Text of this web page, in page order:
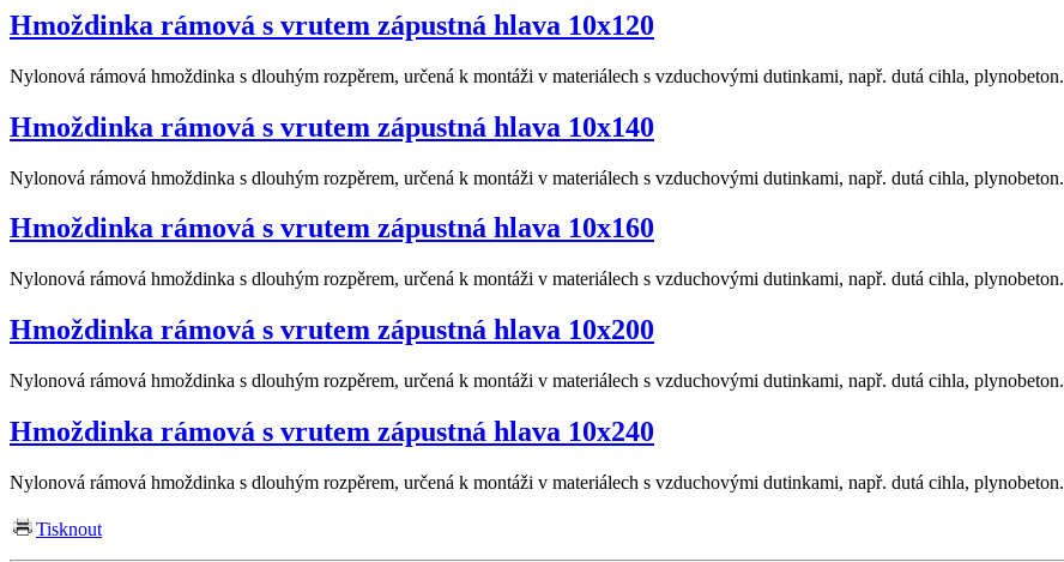
Hmoždinka rámová s vrutem zápustná hlava 10x120
Nylonová rámová hmoždinka s dlouhým rozpěrem, určená k montáži v materiálech s vzduchovými dutinkami, např. dutá cihla, plynobeton.
Hmoždinka rámová s vrutem zápustná hlava 10x140
Nylonová rámová hmoždinka s dlouhým rozpěrem, určená k montáži v materiálech s vzduchovými dutinkami, např. dutá cihla, plynobeton.
Hmoždinka rámová s vrutem zápustná hlava 10x160
Nylonová rámová hmoždinka s dlouhým rozpěrem, určená k montáži v materiálech s vzduchovými dutinkami, např. dutá cihla, plynobeton.
Hmoždinka rámová s vrutem zápustná hlava 10x200
Nylonová rámová hmoždinka s dlouhým rozpěrem, určená k montáži v materiálech s vzduchovými dutinkami, např. dutá cihla, plynobeton.
Hmoždinka rámová s vrutem zápustná hlava 10x240
Nylonová rámová hmoždinka s dlouhým rozpěrem, určená k montáži v materiálech s vzduchovými dutinkami, např. dutá cihla, plynobeton.
Tisknout